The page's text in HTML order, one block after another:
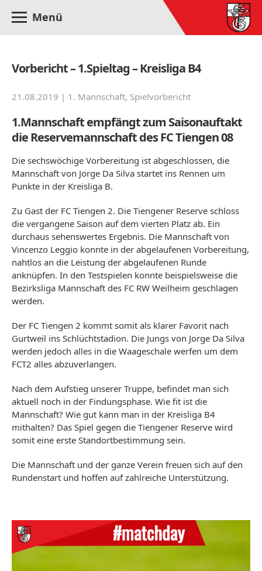
Menü
Vorbericht – 1.Spieltag – Kreisliga B4
21.08.2019 | 1. Mannschaft, Spielvorbericht
1.Mannschaft empfängt zum Saisonauftakt
die Reservemannschaft des FC Tiengen 08
Die sechswöchige Vorbereitung ist abgeschlossen, die
Mannschaft von Jorge Da Silva startet ins Rennen um
Punkte in der Kreisliga B.
Zu Gast der FC Tiengen 2. Die Tiengener Reserve schloss
die vergangene Saison auf dem vierten Platz ab. Ein
durchaus sehenswertes Ergebnis. Die Mannschaft von
Vincenzo Leggio konnte in der abgelaufenen Vorbereitung,
nahtlos an die Leistung der abgelaufenen Runde
anknüpfen. In den Testspielen konnte beispielsweise die
Bezirksliga Mannschaft des FC RW Weilheim geschlagen
werden.
Der FC Tiengen 2 kommt somit als klarer Favorit nach
Gurtweil ins Schlüchtstadion. Die Jungs von Jorge Da Silva
werden jedoch alles in die Waageschale werfen um dem
FCT2 alles abzuverlangen.
Nach dem Aufstieg unserer Truppe, befindet man sich
aktuell noch in der Findungsphase. Wie fit ist die
Mannschaft? Wie gut kann man in der Kreisliga B4
mithalten? Das Spiel gegen die Tiengener Reserve wird
somit eine erste Standortbestimmung sein.
Die Mannschaft und der ganze Verein freuen sich auf den
Rundenstart und hoffen auf zahlreiche Unterstützung.